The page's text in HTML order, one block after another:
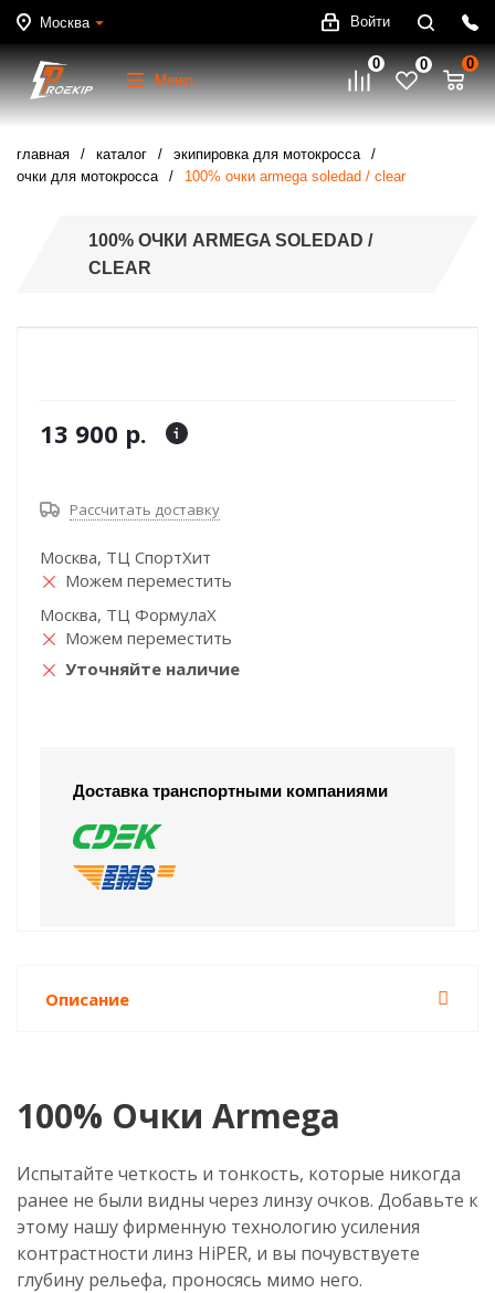
Москва Войти
Меню
0 0 0
главная каталог
экипировка для мотокросса
очки для мотокросса
100% очки armega soledad / clear
100% ОЧКИ ARMEGA SOLEDAD /
CLEAR
13 900 р.
Рассчитать доставку
Москва, ТЦ СпортХит
Можем переместить
Москва, ТЦ ФормулаХ
Можем переместить
Уточняйте наличие
Доставка транспортными компаниями
Описание
100% Очки Armega
Испытайте четкость и тонкость, которые никогда
ранее не были видны через линзу очков. Добавьте к
этому нашу фирменную технологию усиления
контрастности линз HiPER, и вы почувствуете
глубину рельефа, проносясь мимо него.